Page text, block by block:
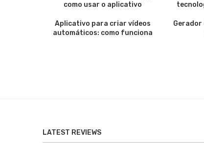
como usar o aplicativo
Aplicativo para criar vídeos
automáticos: como funciona
Gerador
LATEST REVIEWS